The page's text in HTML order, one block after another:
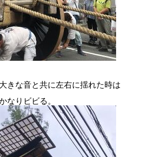
きな音と共に左右に揺れた時は
りビビる。